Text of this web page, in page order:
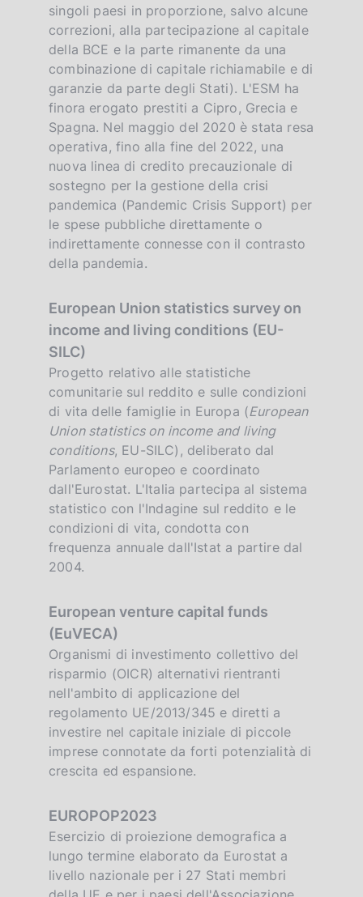
singoli paesi in proporzione, salvo alcune
correzioni, alla partecipazione al capitale
della BCE e la parte rimanente da una
combinazione di capitale richiamabile e di
garanzie da parte degli Stati). L'ESM ha
finora erogato prestiti a Cipro, Grecia e
Spagna. Nel maggio del 2020 è stata resa
operativa, fino alla fine del 2022, una
nuova linea di credito precauzionale di
sostegno per la gestione della crisi
pandemica (Pandemic Crisis Support) per
le spese pubbliche direttamente o
indirettamente connesse con il contrasto
della pandemia.
European Union statistics survey on
income and living conditions (EU-
SILC)
Progetto relativo alle statistiche
comunitarie sul reddito e sulle condizioni
di vita delle famiglie in Europa (European
Union statistics on income and living
conditions, EU-SILC), deliberato dal
Parlamento europeo e coordinato
dall'Eurostat. L'Italia partecipa al sistema
statistico con l'Indagine sul reddito e le
condizioni di vita, condotta con
frequenza annuale dall'Istat a partire dal
2004.
European venture capital funds
(EuVECA)
Organismi di investimento collettivo del
risparmio (OICR) alternativi rientranti
nell'ambito di applicazione del
regolamento UE/2013/345 e diretti a
investire nel capitale iniziale di piccole
imprese connotate da forti potenzialità di
crescita ed espansione.
EUROPOP2023
Esercizio di proiezione demografica a
lungo termine elaborato da Eurostat a
livello nazionale per i 27 Stati membri